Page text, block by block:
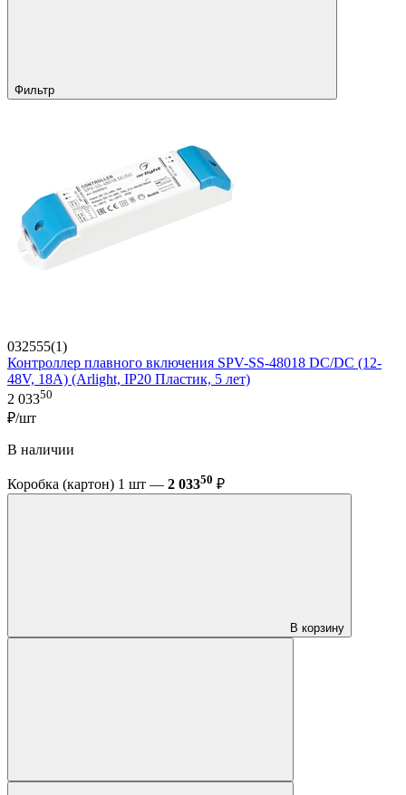
Фильтр
032555(1)
Контроллер плавного включения SPV-SS-48018 DC/DC (12-
48V, 18A) (Arlight, IP20 Пластик, 5 лет)
2 03350
₽/шт
В наличии
Коробка (картон) 1 шт — 2 03350 ₽
В корзину